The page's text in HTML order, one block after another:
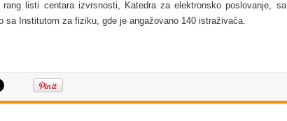
listi centara izvrsnosti, Katedra za elektronsko poslovanje, sa
sa Institutom za fiziku, gde je angažovano 140 istraživača.